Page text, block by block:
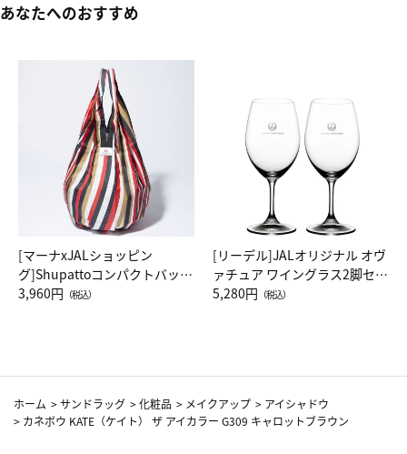
あなたへのおすすめ
[マーナxJALショッピン
グ]Shupattoコンパクトバッグ
Drop JAL客室乗務員（LC）ス
3,960円 （税込）
[リーデル]JALオリジナル オヴ
ァチュア ワイングラス2脚セッ
ト（レッドワイン）
5,280円 （税込）
ホーム >サンドラッグ >化粧品 > メイクアップ > アイシャドウ
> カネボウ KATE（ケイト） ザ アイカラー G309 キャロットブラウン